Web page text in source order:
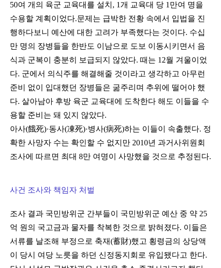
50여 개의 육군 교육대를 설치, 1개 교육대 당 1만여 명을
수용할 계획이었다.문제는 급박한 전황 속에서 입법을 진
행하다보니 예산에 대한 고려가 부족했다는 것이다. 수십
만 명의 장병들을 한반도 이남으로 도보 이동시키면서 음
식과 군복이 충분히 보급되지 않았다. 때는 12월 겨울이었
다. 군에서 의식주를 해결해줄 것이라고 생각하고 아무런
준비 없이 입대했던 장병들은 굶주리며 추위에 떨어야 했
다. 살아남아 후방 육군 교육대에 도착한다 해도 이들을 수
용할 준비는 돼 있지 않았다.
아사(餓死)·동사(凍死)·병사(病死)하는 이들이 속출했다. 정
확한 사망자 수는 확인할 수 없지만 2010년 과거사위원회
조사에 따르면 최대 8만 여명이 사망했을 것으로 추정된다.
사건 조사와 책임자 처벌
조사 결과 국민방위군 간부들이 국민방위군 예산 중 약 25
억 원의 국고금과 물자를 착복한 것으로 밝혀졌다. 이들은
서류를 날조해 부정으로 축재(蓄財)했고 횡령금의 상당액
이 당시 여당 노릇을 하던 신정동지회로 유입됐다고 한다.